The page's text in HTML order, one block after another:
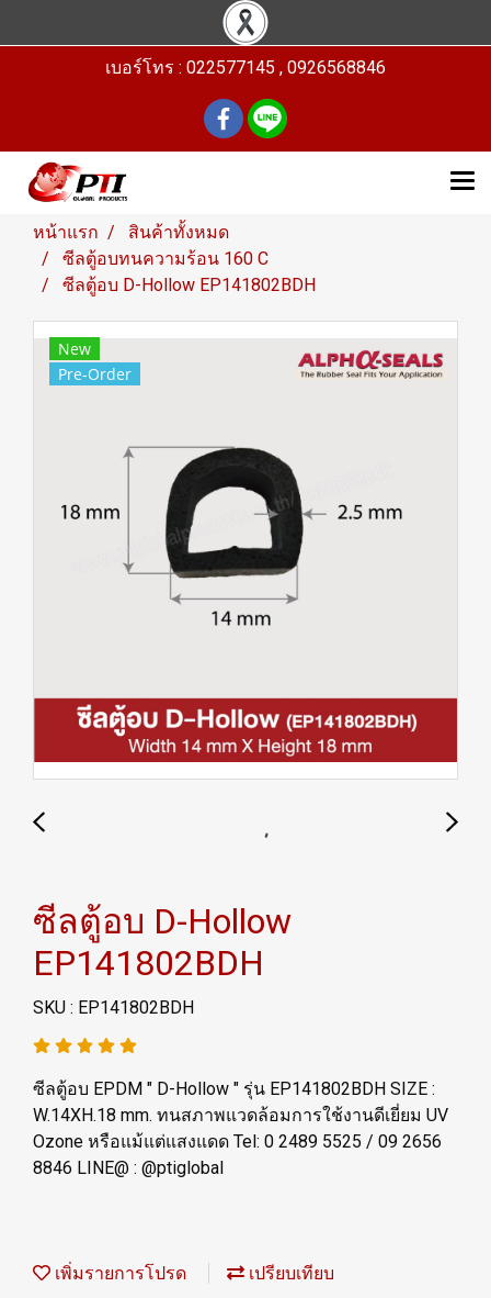
เบอร์โทร : 022577145 , 0926568846
หน้าแรก
สินค้าทั้งหมด
ซีลตู้อบทนความร้อน 160 C
ซีลตู้อบ D-Hollow EP141802BDH
New
Pre-Order
ซีลตู้อบ D-Hollow
EP141802BDH
SKU : EP141802BDH
ซีลตู้อบ EPDM " D-Hollow " รุ่น EP141802BDH SIZE :
W.14XH.18 mm. ทนสภาพแวดล้อมการใช้งานดีเยี่ยม UV
Ozone หรือแม้แต่แสงแดด Tel: 0 2489 5525 / 09 2656
8846 LINE@ : @ptiglobal
เพิ่มรายการโปรด เปรียบเทียบ